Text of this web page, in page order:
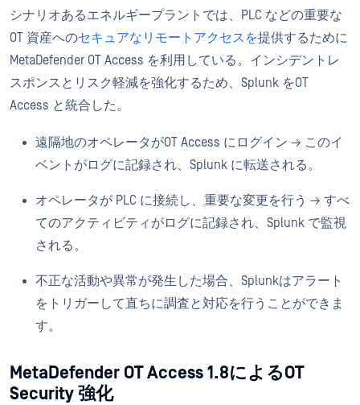
シナリオあるエネルギープラントでは、PLC などの重要な
OT 資産へのセキュアなリモートアクセスを提供するために
MetaDefender OT Access を利用している。インシデントレ
スポンスとリスク軽減を強化するため、Splunk をOT
Access と統合した。
遠隔地のオペレータがOT Access にログイン → このイ
ベントがログに記録され、Splunk に転送される。
オペレータが PLC に接続し、重要な変更を行う → すべ
てのアクティビティがログに記録され、Splunk で監視
される。
不正な活動や異常が発生した場合、Splunkはアラート
をトリガーして直ちに調査と対応を行うことができま
す。
MetaDefender OT Access 1.8によるOT
Security 強化